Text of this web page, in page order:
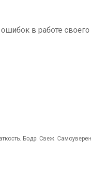
в работе своего
Бодр. Свеж.